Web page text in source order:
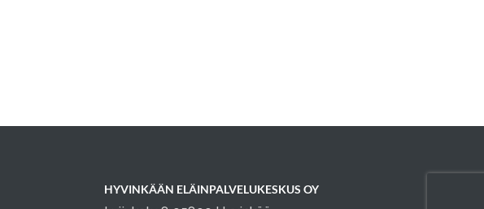
HYVINKÄÄN ELÄINPALVELUKESKUS OY